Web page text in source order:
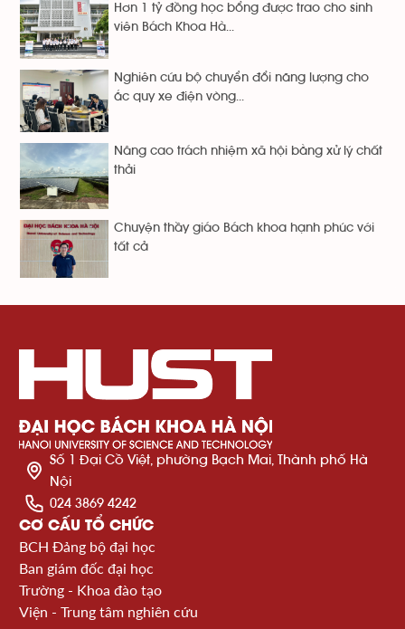
Hơn 1 tỷ đồng học bổng được trao cho sinh
viên Bách Khoa Hà...
Nghiên cứu bộ chuyển đổi năng lượng cho
ắc quy xe điện vòng...
Nâng cao trách nhiệm xã hội bằng xử lý chất
thải
Chuyện thầy giáo Bách khoa hạnh phúc với
tất cả
Số 1 Đại Cồ Việt, phường Bạch Mai, Thành phố Hà
Nội
024 3869 4242
CƠ CẤU TỔ CHỨC
BCH Đảng bộ đại học
Ban giám đốc đại học
Trường - Khoa đào tạo
Viện - Trung tâm nghiên cứu